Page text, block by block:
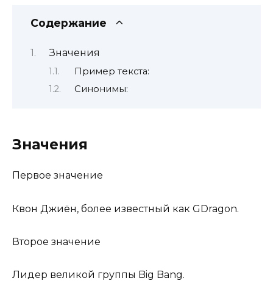
Содержание
Значения
Пример текста:
Синонимы:
Значения
Первое значение
Квон Джиён, более известный как GDragon.
Второе значение
Лидер великой группы Big Bang.